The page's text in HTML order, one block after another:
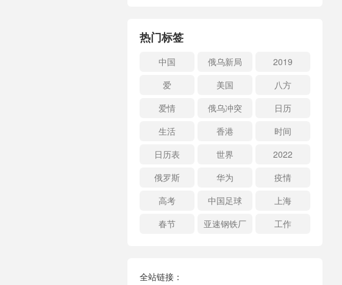
热门标签
中国 俄乌新局
2019
爱
美国
八方
爱情
俄乌冲突
日历
生活
香港
时间
日历表
世界
2022
俄罗斯
华为
疫情
高考
中国足球
上海
春节
亚速钢铁厂 工作
全站链接：